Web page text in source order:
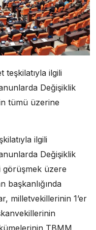
teşkilatıyla ilgili
Değişiklik
tümü üzerine
ilgili
Değişiklik
görüşmek üzere
başkanlığında
milletvekillerinin 1’er
TBMM